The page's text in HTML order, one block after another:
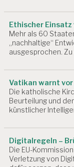
A
R
B
I
T
S
P
L
T
Z
A
R
Ethischer Einsatz
Mehr als 60
„nachhaltige“
ausgesprochen.
Vatikan warnt
Die katholische
Beurteilung und
künstlicher
Digitalregeln –
Die EU-
Verletzung von